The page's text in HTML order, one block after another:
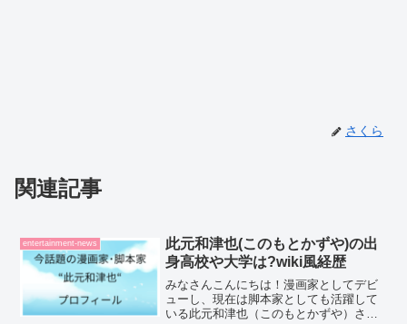
さくら
関連記事
entertainment-news
此元和津也(このもとかずや)の出
身高校や大学は?wiki風経歴
みなさんこんにちは！漫画家としてデビ
ューし、現在は脚本家としても活躍して
いる此元和津也（このもとかずや）さん